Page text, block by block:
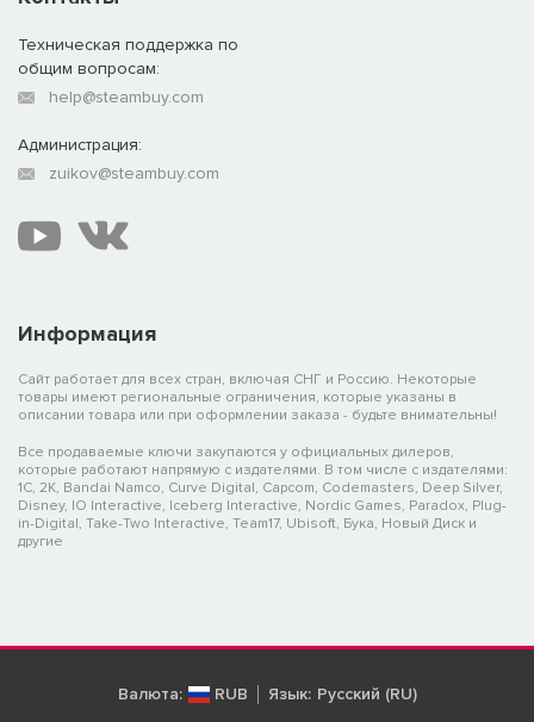
Информация
Сайт работает для всех стран, включая СНГ и Россию. Некоторые
товары имеют региональные ограничения, которые указаны в
описании товара или при оформлении заказа - будьте внимательны!
Все продаваемые ключи закупаются у официальных дилеров,
которые работают напрямую с издателями. В том числе с издателями:
1C, 2K, Bandai Namco, Curve Digital, Capcom, Codemasters, Deep Silver,
Disney, IO Interactive, Iceberg Interactive, Nordic Games, Paradox, Plug-
in-Digital, Take-Two Interactive, Team17, Ubisoft, Бука, Новый Диск и
другие
Техническая поддержка по
общим вопросам:
help@steambuy.com
Администрация:
zuikov@steambuy.com
Валюта: RUB Язык: Русский (RU)